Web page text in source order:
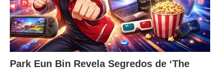
Park Eun Bin Revela Segredos de ‘The